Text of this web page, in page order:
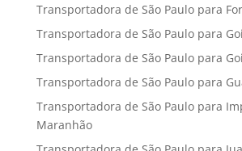
Transportadora de São Paulo para
Transportadora de São Paulo para
Transportadora de São Paulo para
Transportadora de São Paulo para
Transportadora de São Paulo para
Maranhão